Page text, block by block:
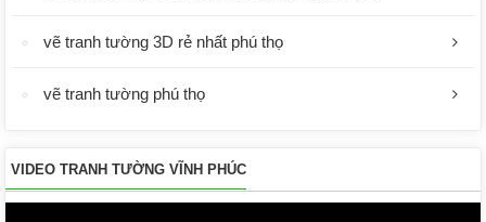
vẽ tranh tường 3D rẻ nhất phú thọ
vẽ tranh tường phú thọ
VIDEO TRANH TƯỜNG VĨNH PHÚC